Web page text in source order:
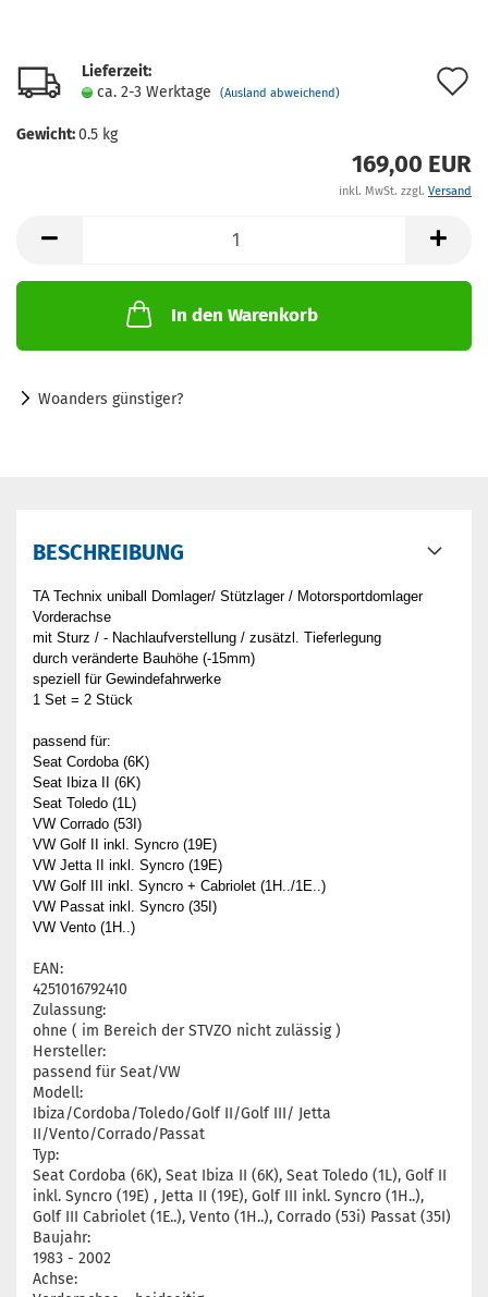
Lieferzeit:
ca. 2-3 Werktage
(Ausland abweichend)
Gewicht:0.5 kg
169,00 EUR
inkl. MwSt. zzgl. Versand
In den Warenkorb
Woanders günstiger?
BESCHREIBUNG
TA Technix uniball Domlager/ Stützlager / Motorsportdomlager
Vorderachse
mit Sturz / - Nachlaufverstellung / zusätzl. Tieferlegung
durch veränderte Bauhöhe (-15mm)
speziell für Gewindefahrwerke
1 Set = 2 Stück
passend für:
Seat Cordoba (6K)
Seat Ibiza II (6K)
Seat Toledo (1L)
VW Corrado (53I)
VW Golf II inkl. Syncro (19E)
VW Jetta II inkl. Syncro (19E)
VW Golf III inkl. Syncro + Cabriolet (1H../1E..)
VW Passat inkl. Syncro (35I)
VW Vento (1H..)
EAN:
4251016792410
Zulassung:
ohne ( im Bereich der STVZO nicht zulässig )
Hersteller:
passend für Seat/VW
Modell:
Ibiza/Cordoba/Toledo/Golf II/Golf III/ Jetta
II/Vento/Corrado/Passat
Typ:
Seat Cordoba (6K), Seat Ibiza II (6K), Seat Toledo (1L), Golf II
inkl. Syncro (19E) , Jetta II (19E), Golf III inkl. Syncro (1H..),
Golf III Cabriolet (1E..), Vento (1H..), Corrado (53i) Passat (35I)
Baujahr:
1983 - 2002
Achse: